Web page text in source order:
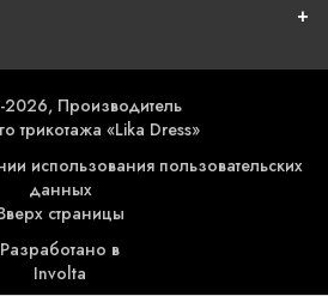
Производитель
трикотажа «Lika Dress»
использования пользовательских
данных
страницы
Разработано в
Involta